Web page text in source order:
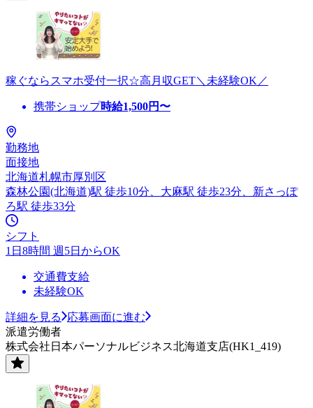
稼ぐならスマホ受付一択☆高月収GET＼未経験OK／
携帯ショップ時給1,500円〜
勤務地
面接地
北海道札幌市厚別区
森林公園(北海道)駅 徒歩10分、大麻駅 徒歩23分、新さっぽ
ろ駅 徒歩33分
シフト
1日8時間 週5日からOK
交通費支給
未経験OK
詳細を見る
応募画面に進む
派遣労働者
株式会社日本パーソナルビジネス北海道支店(HK1_419)